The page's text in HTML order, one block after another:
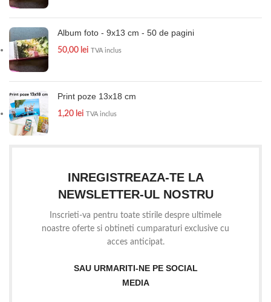
Album foto - 9x13 cm - 50 de pagini
50,00 lei TVA inclus
Print poze 13x18 cm
1,20 lei TVA inclus
INREGISTREAZA-TE LA
NEWSLETTER-UL NOSTRU
Inscrieti-va pentru toate stirile despre ultimele
noastre oferte si obtineti cumparaturi exclusive cu
acces anticipat.
SAU URMARITI-NE PE SOCIAL
MEDIA